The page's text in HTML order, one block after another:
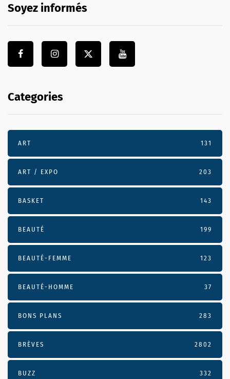
Soyez informés
Categories
ART 131
ART / EXPO 203
BASKET 143
BEAUTÉ 199
BEAUTÉ-FEMME 123
BEAUTÉ-HOMME 37
BONS PLANS 283
BRÈVES 2802
BUZZ 332